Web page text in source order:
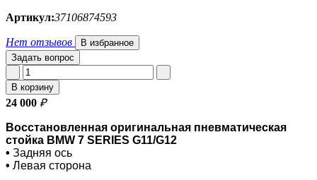
Артикул:37106874593
Нет отзывов
В избранное
Задать вопрос
В корзину
24 000 ₽
Восстановленная оригинальная пневматическая
стойка BMW 7 SERIES G11/G12
• Задняя ось
• Левая сторона